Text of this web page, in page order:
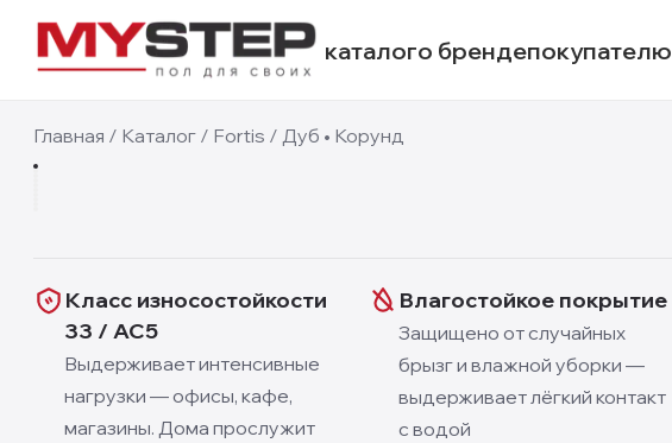
каталого брендепокупателю
Главная / Каталог / Fortis / Дуб • Корунд
Класс износостойкости
33 / AC5
Выдерживает интенсивные
нагрузки — офисы, кафе,
магазины. Дома прослужит
Влагостойкое покрытие
Защищено от случайных
брызг и влажной уборки —
выдерживает лёгкий контакт
с водой